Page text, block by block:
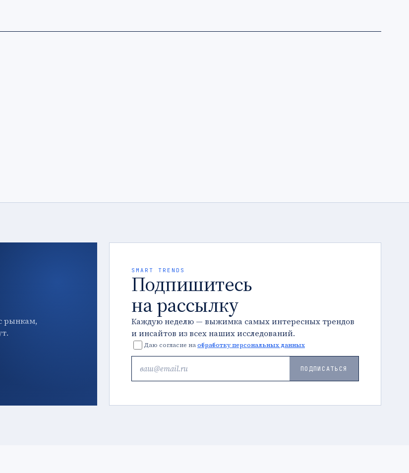
рынкам,
SMART TRENDS
Подпишитесь
на рассылку
Каждую неделю — выжимка самых интересных трендов
и инсайтов из всех наших исследований.
Даю согласие наобработку персональных данных
ПОДПИСАТЬСЯ